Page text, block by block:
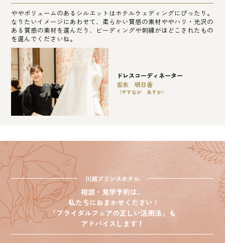
ドレスコーディネーター
安永 明日香
（やすなが あすか）
ややボリュームのあるシルエットはホテルウェディングにぴったり。
なりたいイメージにあわせて、柔らかい質感の素材ややハリ・光沢の
ある質感の素材を選んだり、ビーディングや刺繍がほどこされたもの
を選んでくださいね。
川越プリンスホテル
相談・見学予約は、
私たちにおまかせください !
「ブライダルフェアの正しい活用法」も
アドバイスします！